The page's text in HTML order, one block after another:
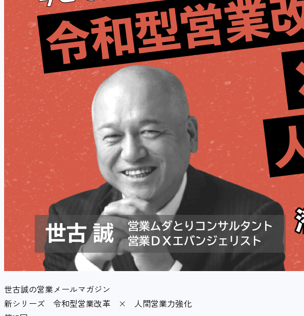
世古誠の営業メールマガジン
新シリーズ 令和型営業改革 × 人間営業力強化